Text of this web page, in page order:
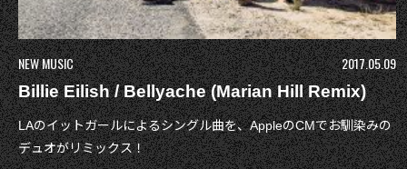
NEW MUSIC
2017.05.09
Billie Eilish / Bellyache (Marian Hill Remix)
LAのイットガールによるシングル曲を、AppleのCMでお馴染みの
デュオがリミックス！